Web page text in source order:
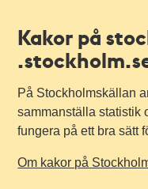
Kakor på
På Stockholmskällan
sammanställa statistik
fungera på ett bra sätt
Om kakor på